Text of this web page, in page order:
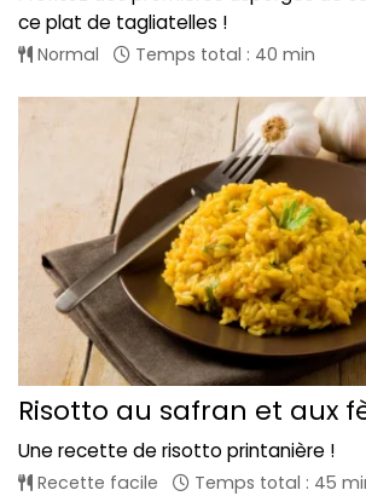
ce plat de tagliatelles !
Normal Temps total : 40 min
Risotto au safran et aux
Une recette de risotto printanière !
Recette facile Temps total : 45